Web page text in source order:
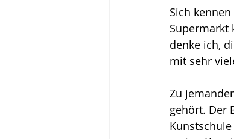
Sich
Supermarkt
denke ich,
mit sehr
Zu
gehört. Der